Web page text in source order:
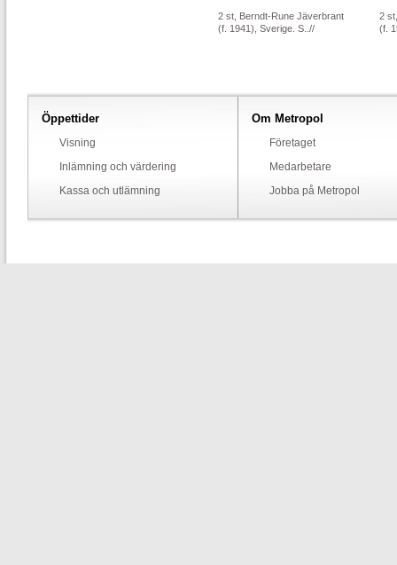
2 st, Berndt-Rune Jäverbrant
(f. 1941), Sverige. S..//
2
(f.
Öppettider
Visning
Inlämning och värdering
Kassa och utlämning
Om Metropol
Företaget
Medarbetare
Jobba på Metropol